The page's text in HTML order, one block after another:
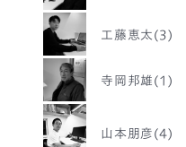
工藤恵太(3)
寺岡邦雄(1)
山本朋彦(4)